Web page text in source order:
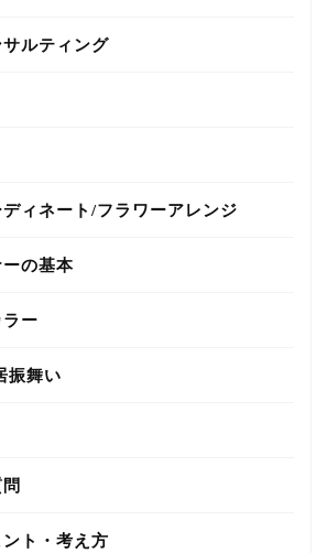
ルティング
ィネート/フラワーアレンジ
の基本
ー
振舞い
ト・考え方